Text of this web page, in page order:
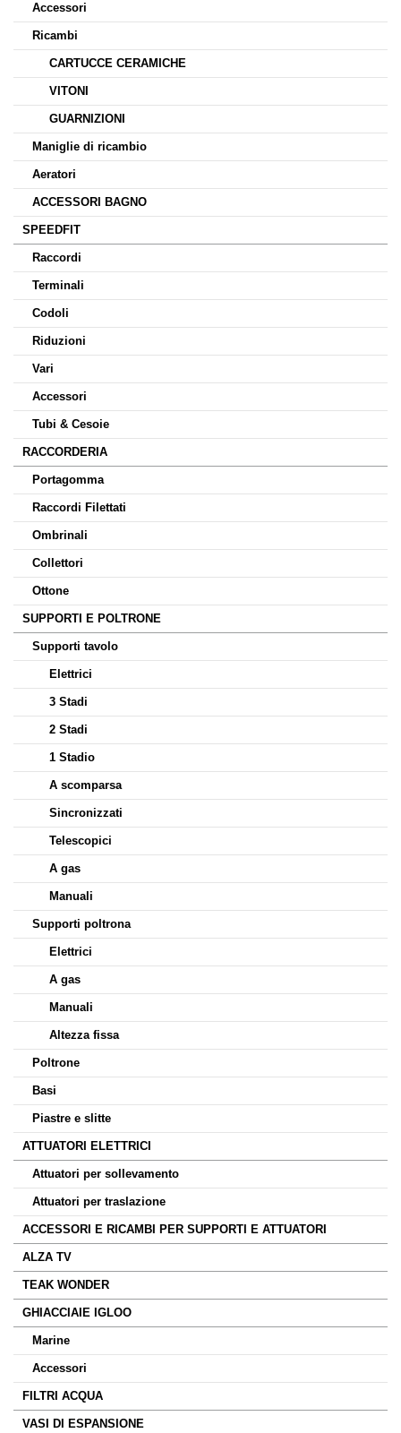
Accessori
Ricambi
CARTUCCE CERAMICHE
VITONI
GUARNIZIONI
Maniglie di ricambio
Aeratori
ACCESSORI BAGNO
SPEEDFIT
Raccordi
Terminali
Codoli
Riduzioni
Vari
Accessori
Tubi & Cesoie
RACCORDERIA
Portagomma
Raccordi Filettati
Ombrinali
Collettori
Ottone
SUPPORTI E POLTRONE
Supporti tavolo
Elettrici
3 Stadi
2 Stadi
1 Stadio
A scomparsa
Sincronizzati
Telescopici
A gas
Manuali
Supporti poltrona
Elettrici
A gas
Manuali
Altezza fissa
Poltrone
Basi
Piastre e slitte
ATTUATORI ELETTRICI
Attuatori per sollevamento
Attuatori per traslazione
ACCESSORI E RICAMBI PER SUPPORTI E ATTUATORI
ALZA TV
TEAK WONDER
GHIACCIAIE IGLOO
Marine
Accessori
FILTRI ACQUA
VASI DI ESPANSIONE